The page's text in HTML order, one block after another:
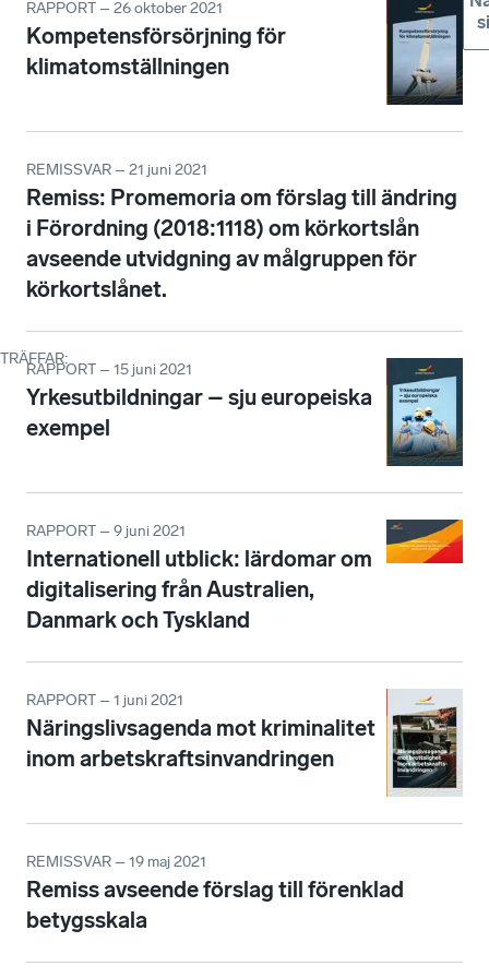
TRÄFFAR:
RAPPORT – 26 oktober 2021
Kompetensförsörjning för
klimatomställningen
REMISSVAR – 21 juni 2021
Remiss: Promemoria om förslag till ändring
i Förordning (2018:1118) om körkortslån
avseende utvidgning av målgruppen för
körkortslånet.
RAPPORT – 15 juni 2021
Yrkesutbildningar – sju europeiska
exempel
RAPPORT – 9 juni 2021
Internationell utblick: lärdomar om
digitalisering från Australien,
Danmark och Tyskland
RAPPORT – 1 juni 2021
Näringslivsagenda mot kriminalitet
inom arbetskraftsinvandringen
REMISSVAR – 19 maj 2021
Remiss avseende förslag till förenklad
betygsskala